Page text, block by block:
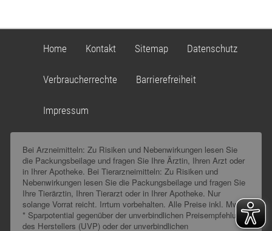
Home Kontakt Sitemap Datenschutz
Verbraucherrechte Barrierefreiheit
Impressum
Bei Arzneimitteln: Zu Risiken und Nebenwirkungen lesen Sie
die Packungsbeilage und fragen Sie Ihre Ärztin, Ihren Arzt oder
in Ihrer Apotheke. Bei Tierarzneimitteln: Zu Risiken und
Nebenwirkungen lesen Sie die Packungsbeilage und fragen Sie
Ihre Tierärztin, Ihren Tierarzt oder in Ihrer Apotheke. Nur
solange Vorrat reicht. Irrtum vorbehalten. Alle Preise inkl. MwSt.
* Sparpotential gegenüber der unverbindlichen Preisempfehlung
des Herstellers (UVP) oder der unverbindlichen